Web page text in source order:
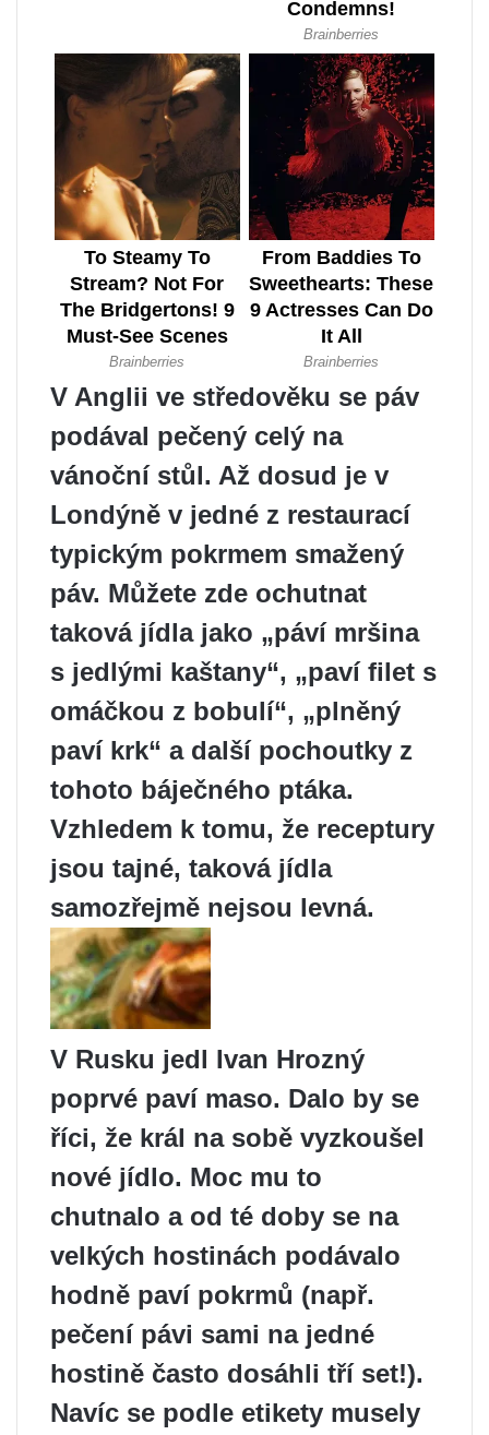
V Anglii ve středověku se páv
podával pečený celý na
vánoční stůl. Až dosud je v
Londýně v jedné z restaurací
typickým pokrmem smažený
páv. Můžete zde ochutnat
taková jídla jako „páví mršina
s jedlými kaštany“, „paví filet s
omáčkou z bobulí“, „plněný
paví krk“ a další pochoutky z
tohoto báječného ptáka.
Vzhledem k tomu, že receptury
jsou tajné, taková jídla
samozřejmě nejsou levná.
V Rusku jedl Ivan Hrozný
poprvé paví maso. Dalo by se
říci, že král na sobě vyzkoušel
nové jídlo. Moc mu to
chutnalo a od té doby se na
velkých hostinách podávalo
hodně paví pokrmů (např.
pečení pávi sami na jedné
hostině často dosáhli tří set!).
Navíc se podle etikety musely